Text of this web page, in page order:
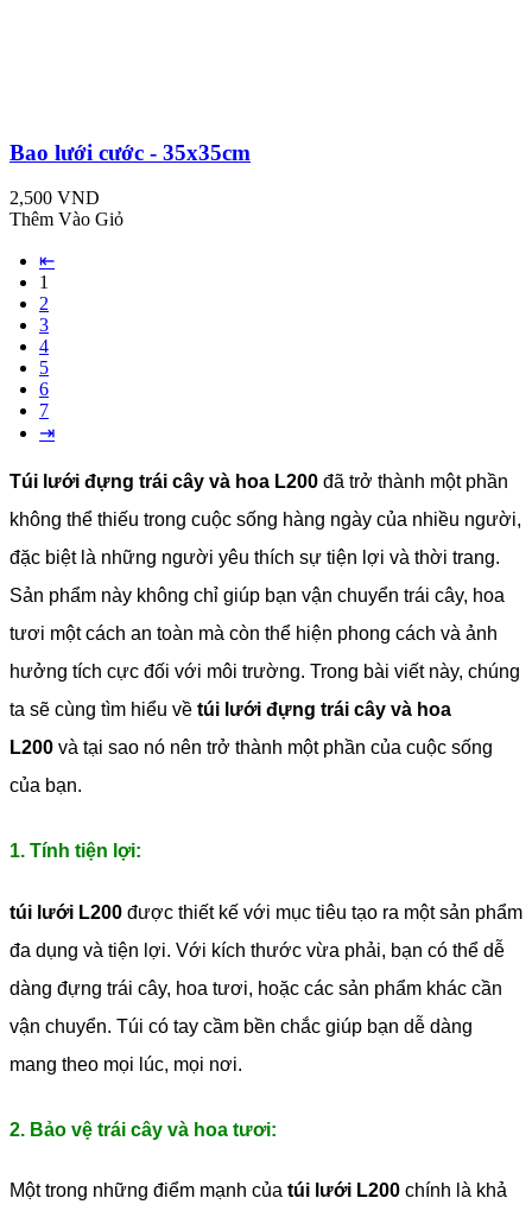
Bao lưới cước - 35x35cm
2,500 VND
Thêm Vào Giỏ
⇤
1
2
3
4
5
6
7
⇥
Túi lưới đựng trái cây và hoa L200 đã trở thành một phần
không thể thiếu trong cuộc sống hàng ngày của nhiều người,
đặc biệt là những người yêu thích sự tiện lợi và thời trang.
Sản phẩm này không chỉ giúp bạn vận chuyển trái cây, hoa
tươi một cách an toàn mà còn thể hiện phong cách và ảnh
hưởng tích cực đối với môi trường. Trong bài viết này, chúng
ta sẽ cùng tìm hiểu về túi lưới đựng trái cây và hoa
L200 và tại sao nó nên trở thành một phần của cuộc sống
của bạn.
1. Tính tiện lợi:
túi lưới L200 được thiết kế với mục tiêu tạo ra một sản phẩm
đa dụng và tiện lợi. Với kích thước vừa phải, bạn có thể dễ
dàng đựng trái cây, hoa tươi, hoặc các sản phẩm khác cần
vận chuyển. Túi có tay cầm bền chắc giúp bạn dễ dàng
mang theo mọi lúc, mọi nơi.
2. Bảo vệ trái cây và hoa tươi:
Một trong những điểm mạnh của túi lưới L200 chính là khả